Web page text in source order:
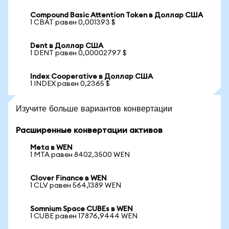
Compound Basic Attention Token в Доллар США
1 CBAT равен 0,001393 $
Dent в Доллар США
1 DENT равен 0,00002797 $
Index Cooperative в Доллар США
1 INDEX равен 0,2365 $
Изучите больше вариантов конвертации
Расширенные конвертации активов
Meta в WEN
1 MTA равен 8402,3500 WEN
Clover Finance в WEN
1 CLV равен 564,1389 WEN
Somnium Space CUBEs в WEN
1 CUBE равен 17876,9444 WEN